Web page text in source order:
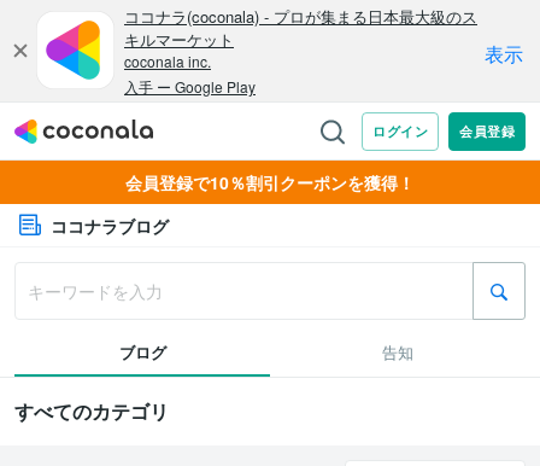
会員登録で10％割引クーポンを獲得！
ココナラブログ
ブログ 告知
すべてのカテゴリ